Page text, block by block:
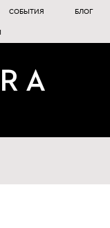
СОБЫТИЯ БЛОГ